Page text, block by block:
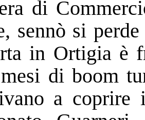
di
sennò si
in Ortigia è
di boom
a coprire